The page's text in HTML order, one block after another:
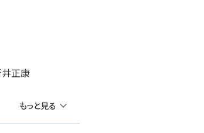
井正康
もっと見る